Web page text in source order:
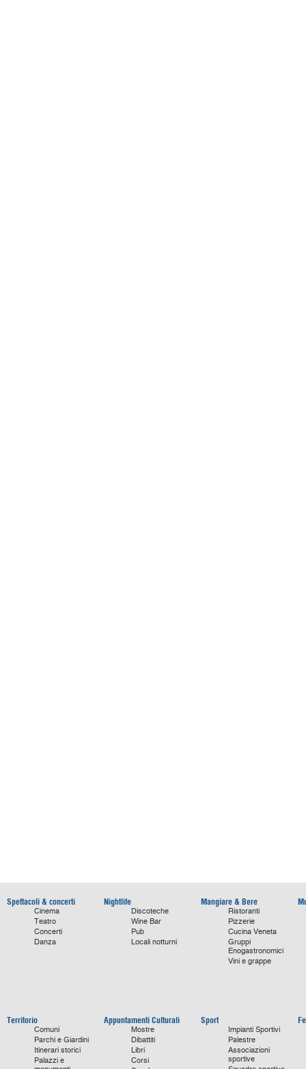
Spettacoli & concerti
Cinema
Teatro
Concerti
Danza
Nightlife
Discoteche
Wine Bar
Pub
Locali notturni
Mangiare & Bere
Ristoranti
Pizzerie
Cucina Veneta
Gruppi
Enogastronomici
Vini e grappe
Territorio
Comuni
Parchi e Giardini
Itinerari storici
Palazzi e
Appuntamenti Culturali
Mostre
Dibattiti
Libri
Corsi
Sport
Impianti Sportivi
Palestre
Associazioni
sportive